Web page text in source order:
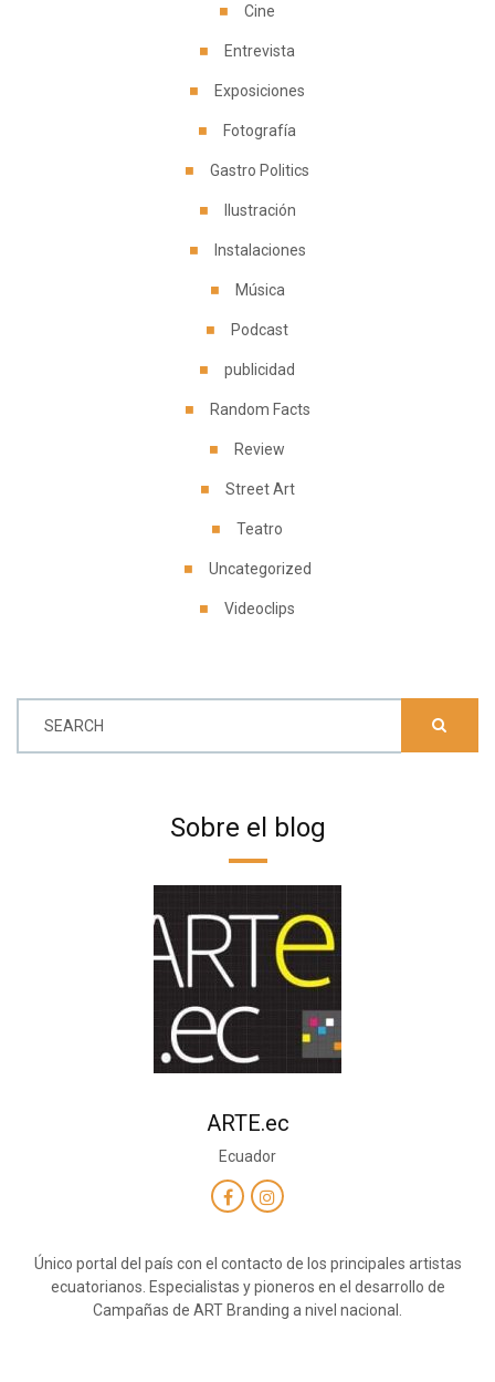
Cine
Entrevista
Exposiciones
Fotografía
Gastro Politics
Ilustración
Instalaciones
Música
Podcast
publicidad
Random Facts
Review
Street Art
Teatro
Uncategorized
Videoclips
SEARCH
Sobre el blog
ARTE.ec
Ecuador
Único portal del país con el contacto de los principales artistas
ecuatorianos. Especialistas y pioneros en el desarrollo de
Campañas de ART Branding a nivel nacional.